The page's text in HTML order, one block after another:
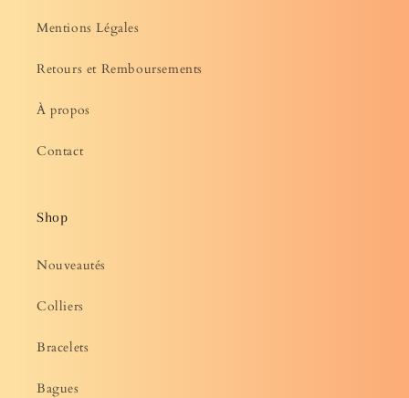
Mentions Légales
Retours et Remboursements
À propos
Contact
Shop
Nouveautés
Colliers
Bracelets
Bagues